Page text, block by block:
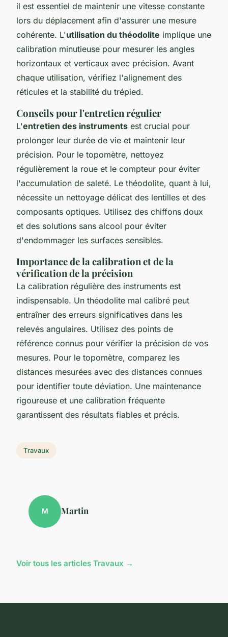
il est essentiel de maintenir une vitesse constante
lors du déplacement afin d'assurer une mesure
cohérente. L'utilisation du théodolite implique une
calibration minutieuse pour mesurer les angles
horizontaux et verticaux avec précision. Avant
chaque utilisation, vérifiez l'alignement des
réticules et la stabilité du trépied.
Conseils pour l'entretien régulier
L'entretien des instruments est crucial pour
prolonger leur durée de vie et maintenir leur
précision. Pour le topomètre, nettoyez
régulièrement la roue et le compteur pour éviter
l'accumulation de saleté. Le théodolite, quant à lui,
nécessite un nettoyage délicat des lentilles et des
composants optiques. Utilisez des chiffons doux
et des solutions sans alcool pour éviter
d'endommager les surfaces sensibles.
Importance de la calibration et de la
vérification de la précision
La calibration régulière des instruments est
indispensable. Un théodolite mal calibré peut
entraîner des erreurs significatives dans les
relevés angulaires. Utilisez des points de
référence connus pour vérifier la précision de vos
mesures. Pour le topomètre, comparez les
distances mesurées avec des distances connues
pour identifier toute déviation. Une maintenance
rigoureuse et une calibration fréquente
garantissent des résultats fiables et précis.
Travaux
M Martin
Voir tous les articles Travaux →